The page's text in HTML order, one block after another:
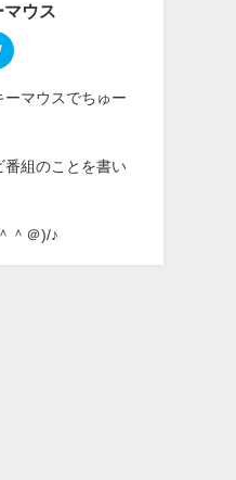
ウス
ーマウスでちゅー
番組のことを書い
＾＠)/♪